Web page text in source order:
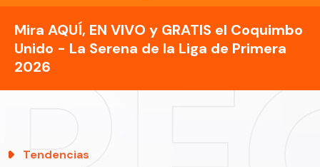
Mira AQUÍ, EN VIVO y GRATIS el Coquimbo
Unido - La Serena de la Liga de Primera
2026
Tendencias